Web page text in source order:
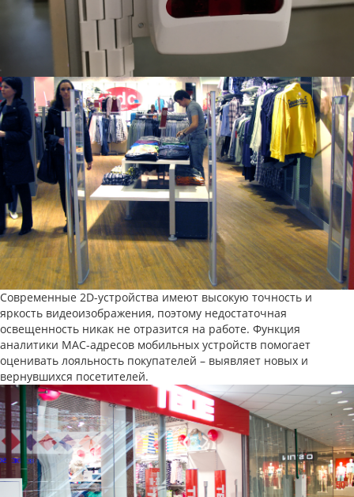
Современные 2D-устройства имеют высокую точность и
яркость видеоизображения, поэтому недостаточная
освещенность никак не отразится на работе. Функция
аналитики MAC-адресов мобильных устройств помогает
оценивать лояльность покупателей – выявляет новых и
вернувшихся посетителей.